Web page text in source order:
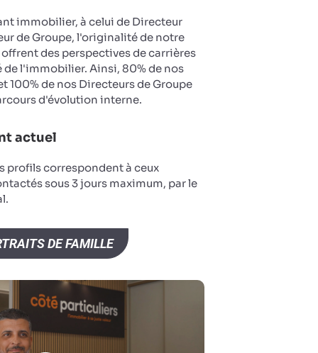
immobilier, à celui de Directeur
de Groupe, l'originalité de notre
des perspectives de carrières
de l'immobilier. Ainsi, 80% de nos
100% de nos Directeurs de Groupe
d'évolution interne.
actuel
profils correspondent à ceux
sous 3 jours maximum, par le
DE FAMILLE